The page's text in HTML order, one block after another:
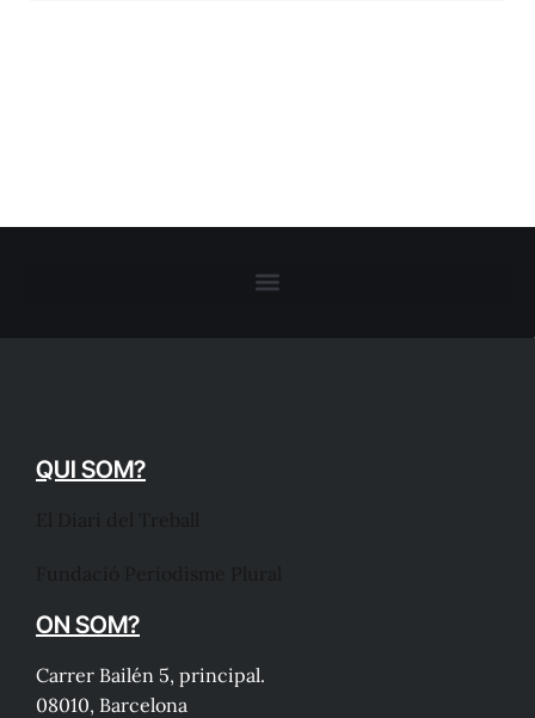
QUI SOM?
ON SOM?
Carrer Bailén 5, principal.
08010, Barcelona